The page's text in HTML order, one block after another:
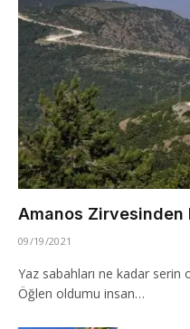
Amanos Zirvesinden
09/19/2021
Yaz sabahları ne kadar serin
Öğlen oldumu insan…